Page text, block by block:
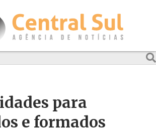
para
e formados